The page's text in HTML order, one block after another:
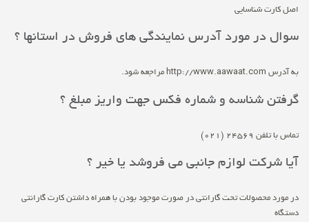
اصل کارت شناسایی
سوال در مورد آدرس نمایندگی های فروش در استانها ؟
به آدرس http://www.aawaat.com مراجعه شود.
گرفتن شناسه و شماره فکس جهت واریز مبلغ ؟
تماس با تلفن 24569 (021)
آیا شرکت لوازم جانبی می فروشد یا خیر ؟
در مورد محصولات تحت گارانتی در صورت موجود بودن با همراه داشتن کارت گارانتی
دستگاه